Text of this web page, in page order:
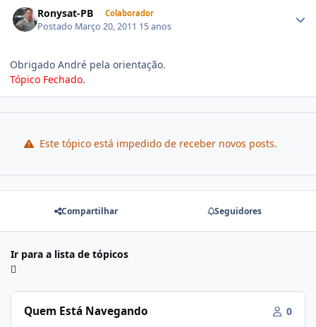
Ronysat-PB Colaborador
Postado Março 20, 2011 15 anos
Obrigado André pela orientação.
Tópico Fechado.
Este tópico está impedido de receber novos posts.
Compartilhar Seguidores
Ir para a lista de tópicos
Quem Está Navegando 0